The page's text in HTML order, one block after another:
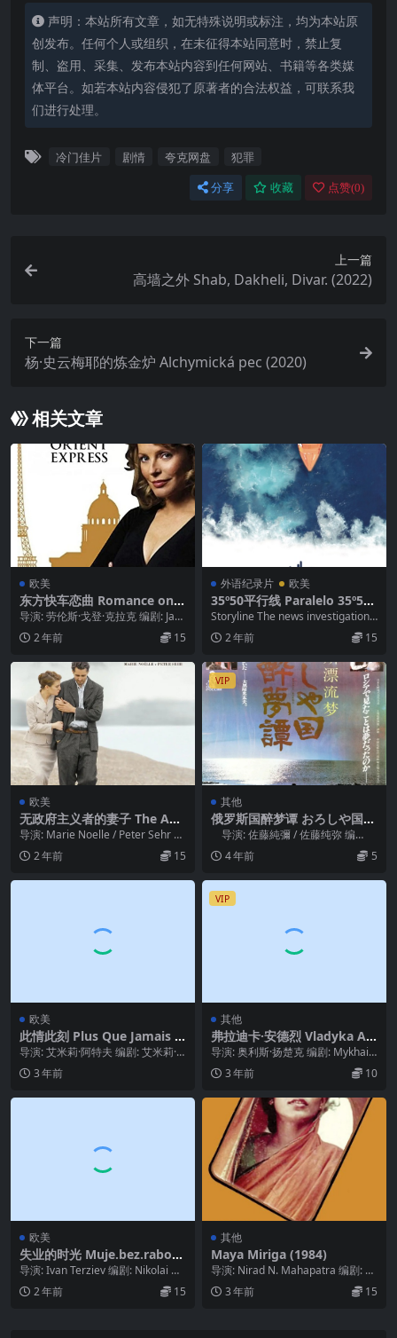
声明：本站所有文章，如无特殊说明或标注，均为本站原
创发布。任何个人或组织，在未征得本站同意时，禁止复
制、盗用、采集、发布本站内容到任何网站、书籍等各类媒
体平台。如若本站内容侵犯了原著者的合法权益，可联系我
们进行处理。
冷门佳片 剧情 夸克网盘 犯罪
分享 收藏 点赞(0)
上一篇
高墙之外 Shab, Dakheli, Divar. (2022)
下一篇
杨·史云梅耶的炼金炉 Alchymická pec (2020)
相关文章
欧美
东方快车恋曲 Romance on t
he Orient Express (1985)
导演: 劳伦斯·戈登·克拉克 编剧: Jan
Worthington 主演: 切...
2 年前 15
外语纪录片 欧美
35º50平行线 Paralelo 35º50.
2021
Storyline The news investigation r
eveale...
2 年前 15
欧美
无政府主义者的妻子 The Ana
rchist’s Wife (2009)
导演: Marie Noelle / Peter Sehr 编
剧: Marie ...
2 年前 15
VIP
其他
俄罗斯国醉梦谭 おろしや国酔
夢譚 (1992)
导演: 佐藤純彌 / 佐藤纯弥 编
剧: 神波史男 /...
4 年前 5
欧美
此情此刻 Plus Que Jamais (2
022)
导演: 艾米莉·阿特夫 编剧: 艾米莉·
阿特夫 / 拉斯·胡布里希 主演: 薇姬...
3 年前
VIP
其他
弗拉迪卡·安德烈 Vladyka An
drey (2008)
导演: 奥利斯·扬楚克 编剧: Mykhailo
Shayevych / 奥利斯...
3 年前 10
欧美
失业的时光 Muje.bez.rabot
a.(1973)
导演: Ivan Terziev 编剧: Nikolai Ni
kiforov 类...
2 年前 15
其他
Maya Miriga (1984)
导演: Nirad N. Mahapatra 编剧: Ni
rad N. Maha...
3 年前 15